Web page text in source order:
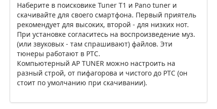
Наберите в поисковике Tuner T1 и Pano tuner и
скачивайте для своего смартфона. Первый приятель
рекомендует для высоких, второй - для низких нот.
При установке согласитесь на воспроизведение муз.
(или звуковых - там спрашивают) файлов. Эти
тюнеры работают в РТС.
Компьютерный AP TUNER можно настроить на
разный строй, от пифагорова и чистого до РТС (он
стоит по умолчанию при скачивании).